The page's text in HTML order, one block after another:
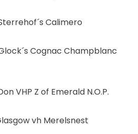
Calimero
Cognac Champblanc
VHP Z of Emerald N.O.P.
vh Merelsnest